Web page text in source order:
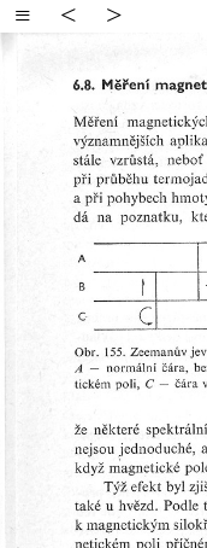
≡ < >